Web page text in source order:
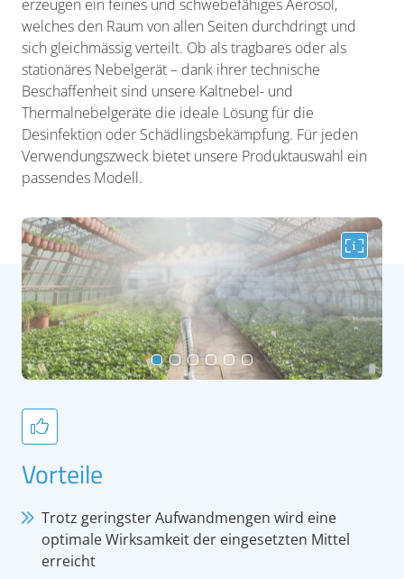
erzeugen ein feines und schwebefähiges Aerosol,
welches den Raum von allen Seiten durchdringt und
sich gleichmässig verteilt. Ob als tragbares oder als
stationäres Nebelgerät – dank ihrer technische
Beschaffenheit sind unsere Kaltnebel- und
Thermalnebelgeräte die ideale Lösung für die
Desinfektion oder Schädlingsbekämpfung. Für jeden
Verwendungszweck bietet unsere Produktauswahl ein
passendes Modell.
Vorteile
Trotz geringster Aufwandmengen wird eine
optimale Wirksamkeit der eingesetzten Mittel
erreicht